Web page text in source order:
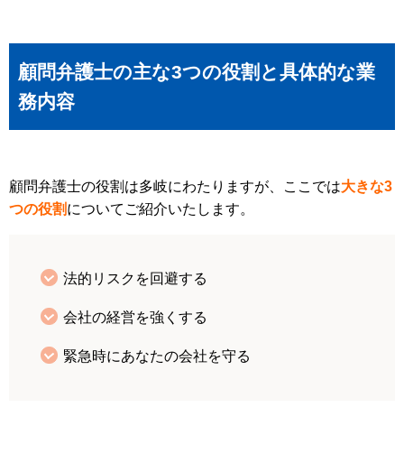
顧問弁護士の主な3つの役割と具体的な業
務内容
顧問弁護士の役割は多岐にわたりますが、ここでは大きな3
つの役割についてご紹介いたします。
法的リスクを回避する
会社の経営を強くする
緊急時にあなたの会社を守る